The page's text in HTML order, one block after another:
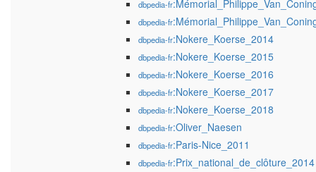
dbpedia-fr
dbpedia-fr
dbpedia-fr:Nokere_Koerse_2014
dbpedia-fr:Nokere_Koerse_2015
dbpedia-fr:Nokere_Koerse_2016
dbpedia-fr:Nokere_Koerse_2017
dbpedia-fr:Nokere_Koerse_2018
dbpedia-fr:Oliver_Naesen
dbpedia-fr:Paris-Nice_2011
dbpedia-fr:Prix_national_de_clôture_2014